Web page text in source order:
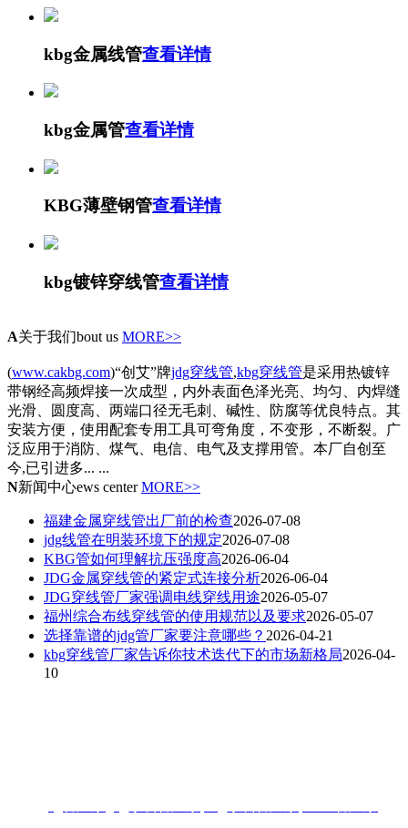
kbg金属线管查看详情
kbg金属管查看详情
KBG薄壁钢管查看详情
kbg镀锌穿线管查看详情
A关于我们bout us MORE>>
(www.cakbg.com)“创艾”牌jdg穿线管,kbg穿线管是采用热镀锌
带钢经高频焊接一次成型，内外表面色泽光亮、均匀、内焊缝
光滑、圆度高、两端口径无毛刺、碱性、防腐等优良特点。其
安装方便，使用配套专用工具可弯角度，不变形，不断裂。广
泛应用于消防、煤气、电信、电气及支撑用管。本厂自创至
今,已引进多... ...
N新闻中心ews center MORE>>
福建金属穿线管出厂前的检查2026-07-08
jdg线管在明装环境下的规定2026-07-08
KBG管如何理解抗压强度高2026-06-04
JDG金属穿线管的紧定式连接分析2026-06-04
JDG穿线管厂家强调电线穿线用途2026-05-07
福州综合布线穿线管的使用规范以及要求2026-05-07
选择靠谱的jdg管厂家要注意哪些？ 2026-04-21
kbg穿线管厂家告诉你技术迭代下的市场新格局2026-04-
10